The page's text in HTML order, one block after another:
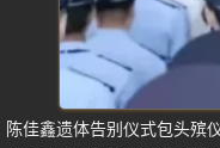
陈佳鑫遗体告别仪式包头殡